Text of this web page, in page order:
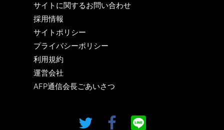
サイトに関するお問い合わせ
採用情報
サイトポリシー
プライバシーポリシー
利用規約
運営会社
AFP通信会長ごあいさつ